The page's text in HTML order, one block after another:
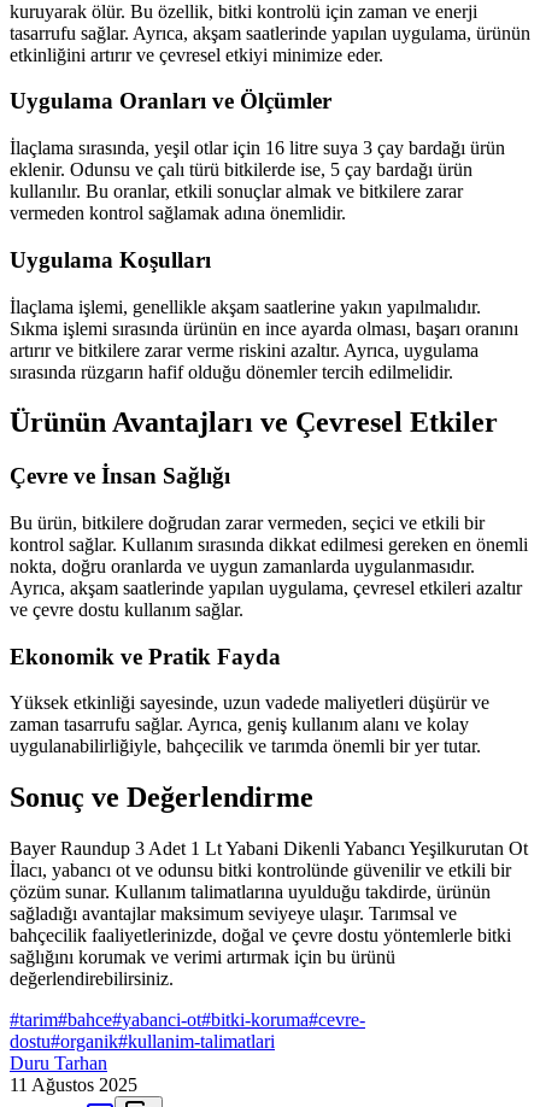
kuruyarak ölür. Bu özellik, bitki kontrolü için zaman ve enerji
tasarrufu sağlar. Ayrıca, akşam saatlerinde yapılan uygulama, ürünün
etkinliğini artırır ve çevresel etkiyi minimize eder.
Uygulama Oranları ve Ölçümler
İlaçlama sırasında, yeşil otlar için 16 litre suya 3 çay bardağı ürün
eklenir. Odunsu ve çalı türü bitkilerde ise, 5 çay bardağı ürün
kullanılır. Bu oranlar, etkili sonuçlar almak ve bitkilere zarar
vermeden kontrol sağlamak adına önemlidir.
Uygulama Koşulları
İlaçlama işlemi, genellikle akşam saatlerine yakın yapılmalıdır.
Sıkma işlemi sırasında ürünün en ince ayarda olması, başarı oranını
artırır ve bitkilere zarar verme riskini azaltır. Ayrıca, uygulama
sırasında rüzgarın hafif olduğu dönemler tercih edilmelidir.
Ürünün Avantajları ve Çevresel Etkiler
Çevre ve İnsan Sağlığı
Bu ürün, bitkilere doğrudan zarar vermeden, seçici ve etkili bir
kontrol sağlar. Kullanım sırasında dikkat edilmesi gereken en önemli
nokta, doğru oranlarda ve uygun zamanlarda uygulanmasıdır.
Ayrıca, akşam saatlerinde yapılan uygulama, çevresel etkileri azaltır
ve çevre dostu kullanım sağlar.
Ekonomik ve Pratik Fayda
Yüksek etkinliği sayesinde, uzun vadede maliyetleri düşürür ve
zaman tasarrufu sağlar. Ayrıca, geniş kullanım alanı ve kolay
uygulanabilirliğiyle, bahçecilik ve tarımda önemli bir yer tutar.
Sonuç ve Değerlendirme
Bayer Raundup 3 Adet 1 Lt Yabani Dikenli Yabancı Yeşilkurutan Ot
İlacı, yabancı ot ve odunsu bitki kontrolünde güvenilir ve etkili bir
çözüm sunar. Kullanım talimatlarına uyulduğu takdirde, ürünün
sağladığı avantajlar maksimum seviyeye ulaşır. Tarımsal ve
bahçecilik faaliyetlerinizde, doğal ve çevre dostu yöntemlerle bitki
sağlığını korumak ve verimi artırmak için bu ürünü
değerlendirebilirsiniz.
#tarim#bahce#yabanci-ot#bitki-koruma#cevre-
dostu#organik#kullanim-talimatlari
Duru Tarhan
11 Ağustos 2025